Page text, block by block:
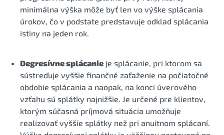
minimálna výška môže byť len vo výške splácania
úrokov, čo v podstate predstavuje odklad splácania
istiny na jeden rok.
Degresívne splácanie je splácanie, pri ktorom sa
sústreďuje vyššie finančné zaťaženie na počiatočné
obdobie splácania a naopak, na konci úverového
vzťahu sú splátky najnižšie. Je určené pre klientov,
ktorým súčasná príjmová situácia umožňuje
realizovať vyššie splátky než pri anuitnom splácaní.